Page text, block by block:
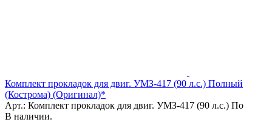
Комплект прокладок для двиг. УМЗ-417 (90 л.с.) Полный
(Кострома) (Оригинал)*
Арт.: Комплект прокладок для двиг. УМЗ-417 (90 л.с.) По
В наличии.